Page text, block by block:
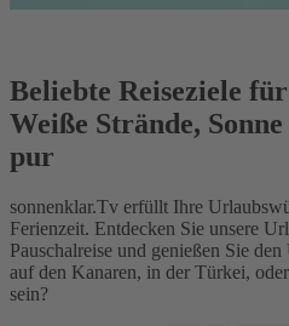
Beliebte Reiseziele
Weiße Strände,
pur
sonnenklar.Tv erfüllt Ihre
Ferienzeit. Entdecken Sie unsere
Pauschalreise und genießen Sie
auf den Kanaren, in der Türkei,
sein?